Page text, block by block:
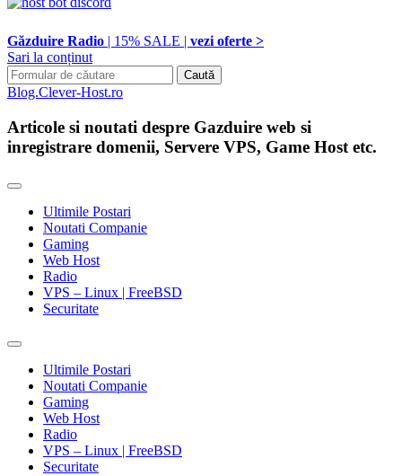
Găzduire Radio | 15% SALE | vezi oferte >
Sari la conținut
Search
for:
Blog.Clever-Host.ro
Articole si noutati despre Gazduire web si
inregistrare domenii, Servere VPS, Game Host etc.
Ultimile Postari
Noutati Companie
Gaming
Web Host
Radio
VPS – Linux | FreeBSD
Securitate
Toggle
search
field
Ultimile Postari
Noutati Companie
Gaming
Web Host
Radio
VPS – Linux | FreeBSD
Securitate